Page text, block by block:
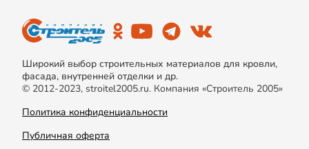
Широкий выбор строительных материалов для кровли,
фасада, внутренней отделки и др.
© 2012-2023, stroitel2005.ru. Компания «Строитель 2005»
Политика конфиденциальности
Публичная оферта